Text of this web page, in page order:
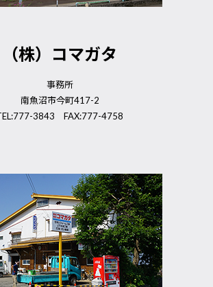
（株）コマガタ
事務所
南魚沼市今町417-2
3843 FAX:777-4758